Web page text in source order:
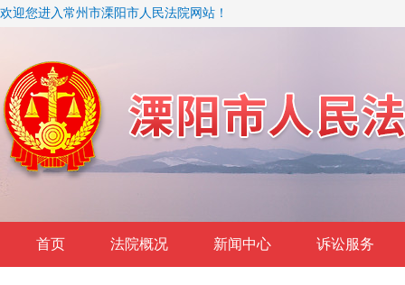
欢迎您进入常州市溧阳市人民法院网站！
首页 法院概况 新闻中心 诉讼服务